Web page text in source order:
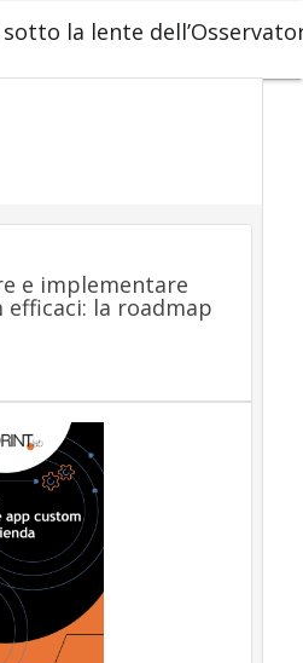
la lente
e implementare
la roadmap